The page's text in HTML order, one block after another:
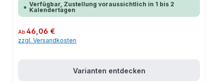
Verfügbar, Zustellung voraussichtlich in 1 bis 2
Kalendertagen
Regulärer Preis:
Ab 46,06 €
zzgl. Versandkosten
Varianten entdecken